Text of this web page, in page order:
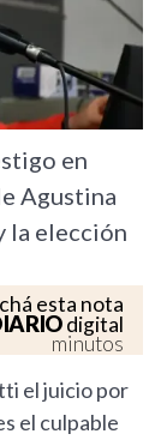
en
Agustina
la elección
esta nota
digital
minutos
el juicio por
el culpable